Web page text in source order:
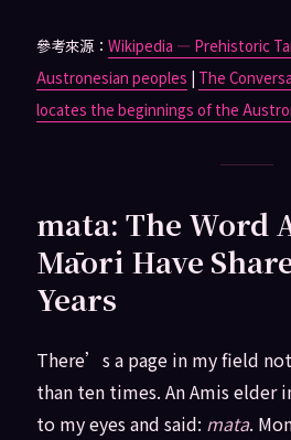
參考來源： Wikipedia — Prehistoric
Austronesian peoples | The
locates the beginnings of the
mata: The Word
Māori Have
Years
There’s a page in my field
than ten times. An Amis elder
to my eyes and said: mata.